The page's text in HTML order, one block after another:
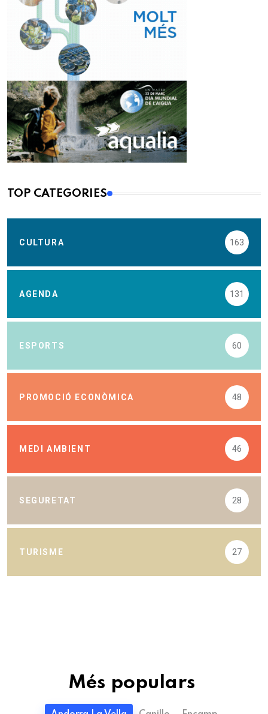
TOP CATEGORIES
CULTURA 163
AGENDA 131
ESPORTS 60
PROMOCIÓ ECONÒMICA 48
MEDI AMBIENT 46
SEGURETAT 28
TURISME 27
Més populars